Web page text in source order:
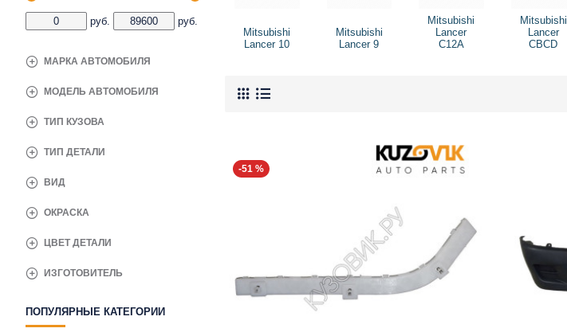
руб. руб.
МАРКА АВТОМОБИЛЯ
ВИД
ИЗГОТОВИТЕЛЬ
МОДЕЛЬ АВТОМОБИЛЯ
ОКРАСКА
ТИП ДЕТАЛИ
ТИП КУЗОВА
ЦВЕТ ДЕТАЛИ
ПОПУЛЯРНЫЕ КАТЕГОРИИ
Mitsubishi
Lancer 10
Mitsubishi
Lancer 9
Mitsubishi
Lancer
C12A
Mitsubishi
Lancer
CBCD
-51 %